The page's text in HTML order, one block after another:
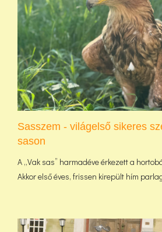
Sasszem - világelső sikeres
sason
A „Vak sas” harmadéve érkezett a
Akkor első éves, frissen kirepült hím